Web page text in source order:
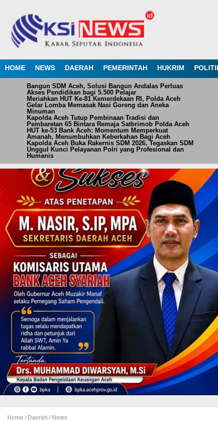
HOME NEWS DAERAH PEMERINTAH HUKRIM
Bangun SDM Aceh, Solusi Bangun Andalas Perluas
Akses Pendidikan bagi 5.500 Pelajar
Meriahkan HUT Ke-81 Kemerdekaan RI, Polda Aceh
Gelar Lomba Memasak Nasi Goreng dan Aneka
Minuman
Kapolda Aceh Tutup Pembinaan Tradisi dan
Pembaretan 65 Bintara Remaja Satbrimob Polda Aceh
HUT ke-53 Bank Aceh: Momentum Memperkuat
Amanah, Menumbuhkan Keberkahan Bagi Aceh
Kapolda Aceh Buka Rakernis SDM 2026, Tegaskan SDM
Unggul Kunci Pelayanan Polri yang Profesional dan
Humanis
Home / Daerah / News